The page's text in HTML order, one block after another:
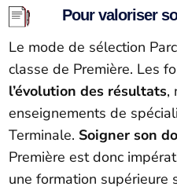
Pour valoriser
Le mode de sélection
classe de Première. Les
l’évolution des résultats,
enseignements de
Terminale. Soigner son
Première est donc
une formation supérieure